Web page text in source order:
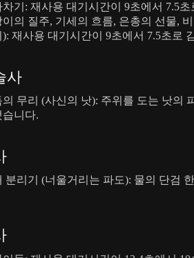
차기: 재사용 대기시간이 9초에서 7.5
이의 질주, 기세의 흐름, 은총의 선물,
): 재사용 대기시간이 9초에서 7.5초로
사
의 무리 (사신의 낫): 주위를 도는 낫의
습니다.
분리기 (너울거리는 파도): 물의 단검